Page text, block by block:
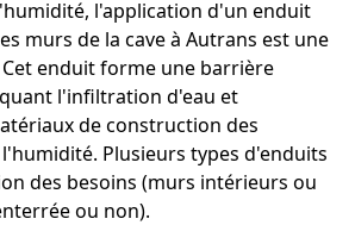
l'application d'un enduit
murs de la cave à Autrans est une
enduit forme une barrière
l'infiltration d'eau et
de construction des
Plusieurs types d'enduits
des besoins (murs intérieurs ou
ou non).